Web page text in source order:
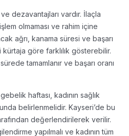
dezavantajları vardır. İlaçla
olmaması ve rahim içine
ağrı, kanama süresi ve başarı
göre farklılık gösterebilir.
tamamlanır ve başarı oranı
haftası, kadının sağlık
belirlenmelidir. Kayseri’de bu
değerlendirilerek verilir.
yapılmalı ve kadının tüm